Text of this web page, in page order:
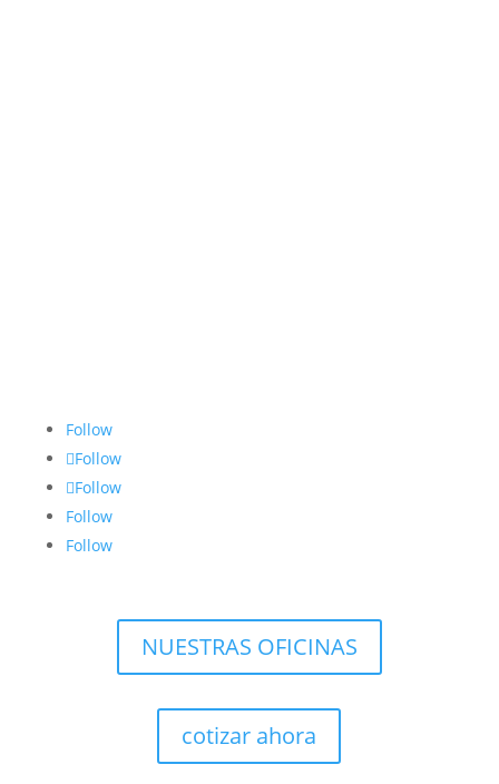
Follow
Follow
Follow
Follow
Follow
NUESTRAS OFICINAS
cotizar ahora